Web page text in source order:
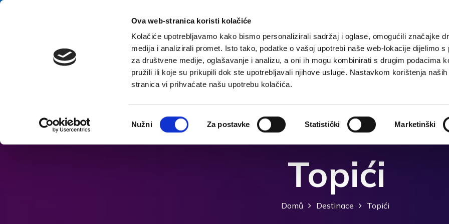
Ova web-stranica koristi kolačiće
Kolačiće upotrebljavamo kako bismo personalizirali sadržaj i oglase, omogućili značajke
medija i analizirali promet. Isto tako, podatke o vašoj upotrebi naše web-lokacije dijelimo s
za društvene medije, oglašavanje i analizu, a oni ih mogu kombinirati s drugim podacima
pružili ili koje su prikupili dok ste upotrebljavali njihove usluge. Nastavkom korištenja
stranica vi prihvaćate našu upotrebu kolačića.
pristanka
Nužni Za postavke Statistički Marketinški
Přeskočit na obsah
Domů Destinace Ubytování Co dělat?
Topići
Domů Destinace Topići